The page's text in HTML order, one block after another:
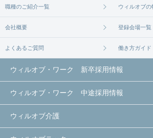
職種のご紹介一覧 ウィルオブの
会社概要 登録会場一覧
よくあるご質問 働き方ガイド
ウィルオブ・ワーク 新卒採用情報
ウィルオブ・ワーク 中途採用情報
ウィルオブ介護